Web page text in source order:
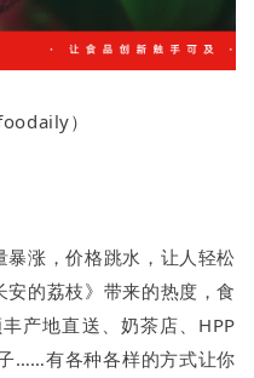
）
暴涨，价格跳水，让人轻松
安的荔枝》带来的热度，食
产地直送、奶茶店、HPP
……有各种各样的方式让你